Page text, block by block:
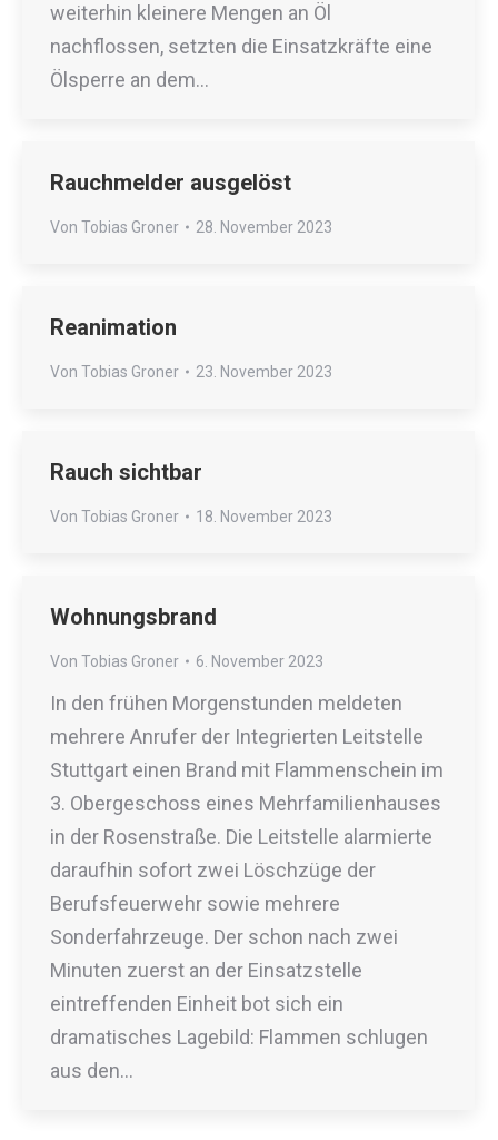
weiterhin kleinere Mengen an Öl
nachflossen, setzten die Einsatzkräfte eine
Ölsperre an dem…
Rauchmelder ausgelöst
Von Tobias Groner 28. November 2023
Reanimation
Von Tobias Groner 23. November 2023
Rauch sichtbar
Von Tobias Groner 18. November 2023
Wohnungsbrand
Von Tobias Groner 6. November 2023
In den frühen Morgenstunden meldeten
mehrere Anrufer der Integrierten Leitstelle
Stuttgart einen Brand mit Flammenschein im
3. Obergeschoss eines Mehrfamilienhauses
in der Rosenstraße. Die Leitstelle alarmierte
daraufhin sofort zwei Löschzüge der
Berufsfeuerwehr sowie mehrere
Sonderfahrzeuge. Der schon nach zwei
Minuten zuerst an der Einsatzstelle
eintreffenden Einheit bot sich ein
dramatisches Lagebild: Flammen schlugen
aus den…